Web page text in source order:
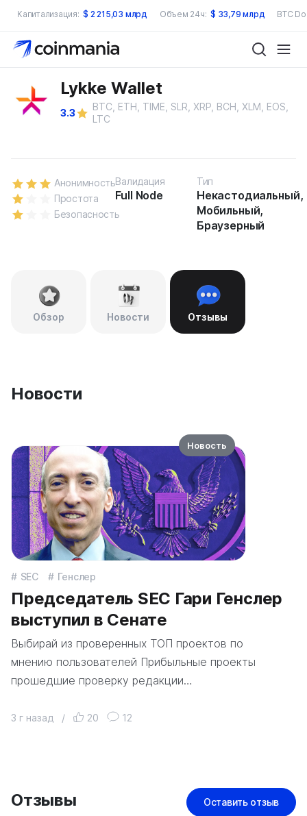
Капитализация: $ 2 215,03 млрд Объем 24ч: $ 33,79 млрд BTC
Lykke Wallet
3.3
BTC, ETH, TIME, SLR, XRP, BCH, XLM, EOS,
LTC
Анонимность
Простота
Безопасность
Валидация
Full Node
Тип
Некастодиальный,
Мобильный,
Браузерный
Обзор Новости Отзывы
Новости
SEC Генслер
Председатель SEC Гари Генслер
выступил в Сенате
Выбирай из проверенных ТОП проектов по
мнению пользователей Прибыльные проекты
прошедшие проверку редакции…
3 г назад / 20 12
Новость
Отзывы Оставить отзыв